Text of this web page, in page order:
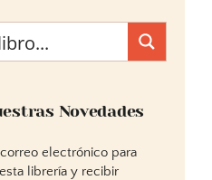
Novedades
electrónico para
librería y recibir